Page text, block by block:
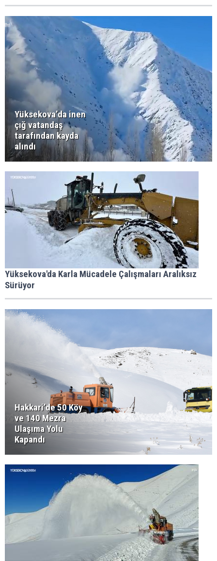
Yüksekova’da inen
çığ vatandaş
tarafından kayda
alındı
Yüksekova'da Karla Mücadele Çalışmaları Aralıksız
Sürüyor
Hakkari’de 50 Köy
ve 140 Mezra
Ulaşıma Yolu
Kapandı